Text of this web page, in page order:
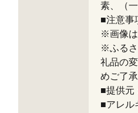
素、（
■注意事
※画像は
※ふるさ
礼品の
めご了
■提供元
■アレル